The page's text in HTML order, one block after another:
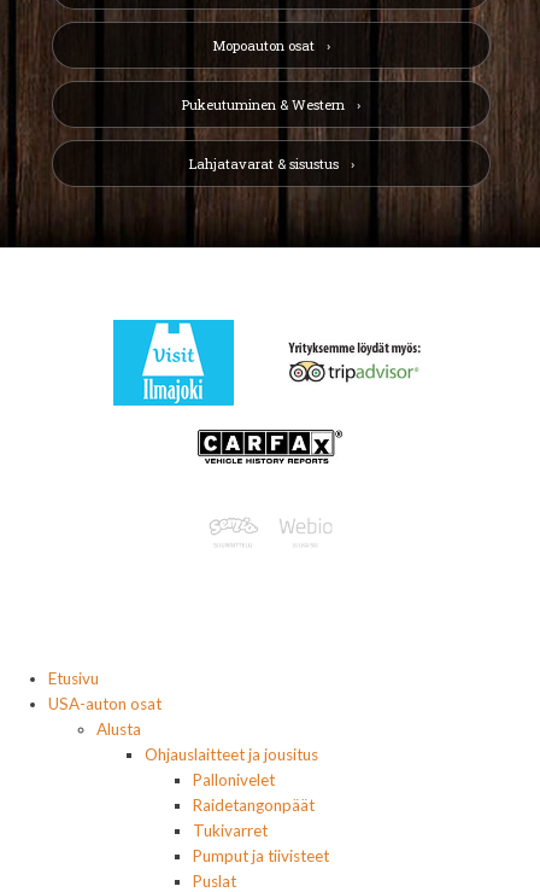
Mopoauton osat
Pukeutuminen & Western
Lahjatavarat & sisustus
Etusivu
USA-auton osat
Alusta
Ohjauslaitteet ja jousitus
Pallonivelet
Raidetangonpäät
Tukivarret
Pumput ja tiivisteet
Puslat